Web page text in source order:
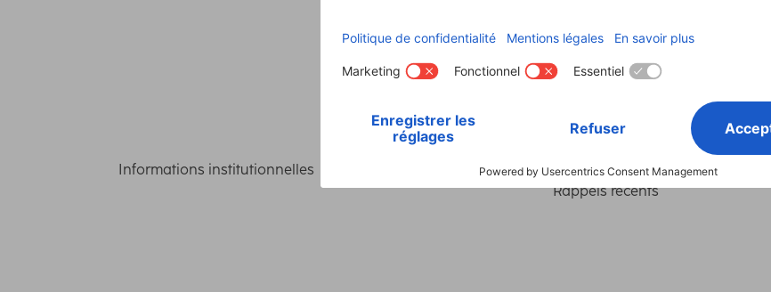
Choisissez un pays
Informations institutionnelles Confidentialité et Securité Conditions de garantie
Rappels récents